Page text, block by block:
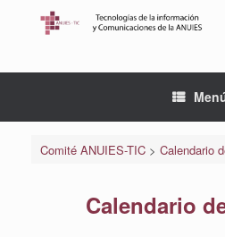
Comité ANUIES-TIC> Calendario
Calendario